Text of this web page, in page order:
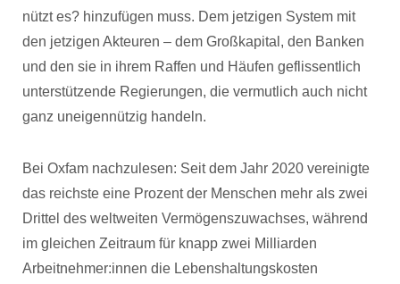
nützt es? hinzufügen muss. Dem jetzigen System mit
den jetzigen Akteuren – dem Großkapital, den Banken
und den sie in ihrem Raffen und Häufen geflissentlich
unterstützende Regierungen, die vermutlich auch nicht
ganz uneigennützig handeln.
Bei Oxfam nachzulesen: Seit dem Jahr 2020 vereinigte
das reichste eine Prozent der Menschen mehr als zwei
Drittel des weltweiten Vermögenszuwachses, während
im gleichen Zeitraum für knapp zwei Milliarden
Arbeitnehmer:innen die Lebenshaltungskosten